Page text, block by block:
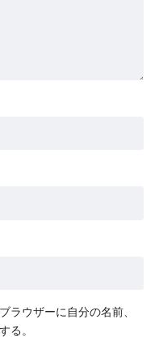
ラウザーに自分の名前、
る。